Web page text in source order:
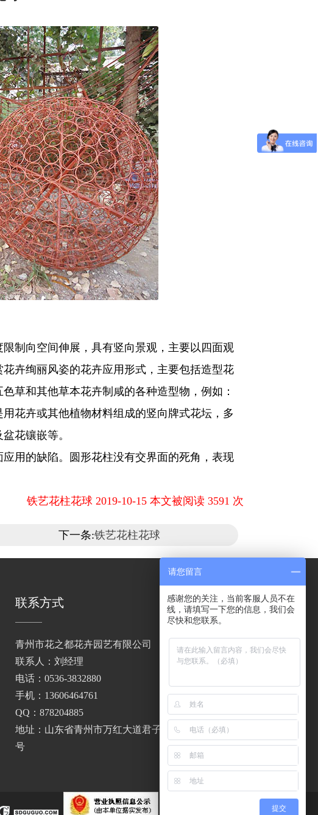
制向空间伸展，具有竖向景观，主要以四面观
卉绚丽风姿的花卉应用形式，主要包括造型花
草和其他草本花卉制咸的各种造型物，例如：
花卉或其他植物材料组成的竖向牌式花坛，多
花镶嵌等。
用的缺陷。圆形花柱没有交界面的死角，表现
铁艺花柱花球 2019-10-15 本文被阅读 3591 次
下一条:铁艺花柱花球
联系方式
青州市花之都花卉园艺有限公司
联系人：刘经理
电话：0536-3832880
手机：13606464761
QQ：878204885
地址：山东省青州市万红大道君子兰路69
号
手机站二维码
请您留言
感谢您的关注，当前客服人员不在
线，请填写一下您的信息，我们会
尽快和您联系。
提交